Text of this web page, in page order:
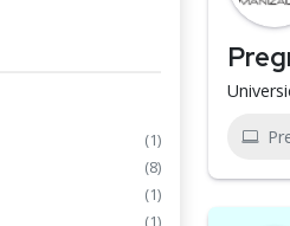
(1)
(8)
(1)
(1)